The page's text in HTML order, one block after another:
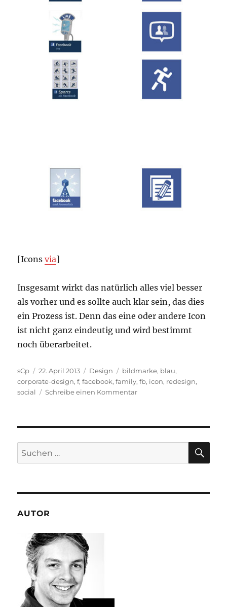
[Iconsvia]
Insgesamt wirkt das natürlich alles viel besser
als vorher und es sollte auch klar sein, das dies
ein Prozess ist. Denn das eine oder andere Icon
ist nicht ganz eindeutig und wird bestimmt
noch überarbeitet.
Autor
sCp
Veröffentlicht
am
22. April 2013 Kategorien
Design Schlagwörter
bildmarke, blau,
corporate-design,f,facebook,family,fb, icon, redesign,
social
Schreibe einen Kommentarzu
Suchen
nach:
AUTOR